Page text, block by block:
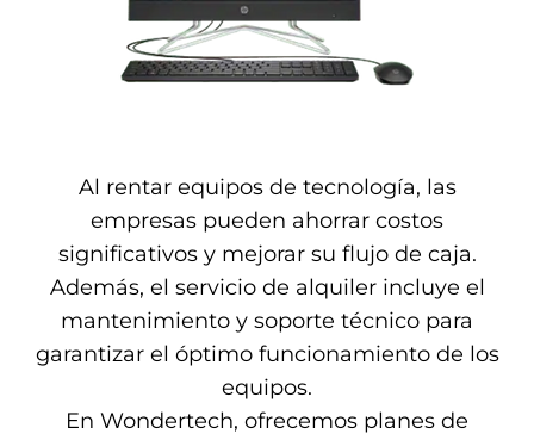
Al rentar equipos de tecnología, las
empresas pueden ahorrar costos
significativos y mejorar su flujo de caja.
Además, el servicio de alquiler incluye el
mantenimiento y soporte técnico para
garantizar el óptimo funcionamiento de los
equipos.
En Wondertech, ofrecemos planes de